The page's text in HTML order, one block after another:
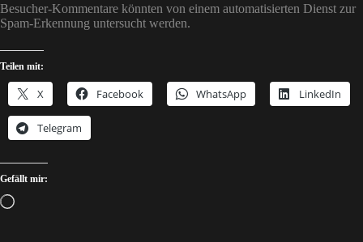
Besucher-Kommentare könnten von einem automatisierten Dienst zur
Spam-Erkennung untersucht werden.
Teilen mit:
X Facebook WhatsApp LinkedIn
Telegram
Gefällt mir:
Wird